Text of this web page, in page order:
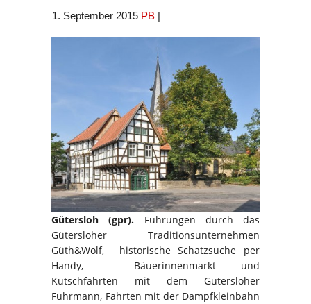
1. September 2015 PB |
Gütersloh (gpr). Führungen durch das
Gütersloher Traditionsunternehmen
Güth&Wolf, historische Schatzsuche per
Handy, Bäuerinnenmarkt und
Kutschfahrten mit dem Gütersloher
Fuhrmann, Fahrten mit der Dampfkleinbahn